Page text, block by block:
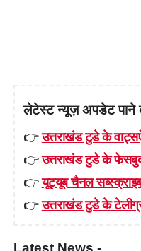
लेटेस्ट न्यूज़ अपडेट पाने
👉उत्तराखंड टुडे के
👉उत्तराखंड टुडे के
👉यूट्यूब चैनल
👉उत्तराखंड टुडे के
Latest News -